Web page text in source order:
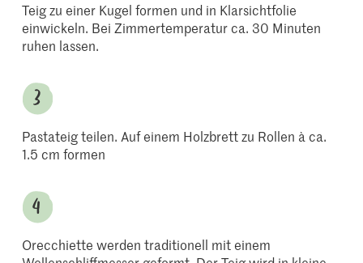
Teig zu einer Kugel formen und in Klarsichtfolie
einwickeln. Bei Zimmertemperatur ca. 30 Minuten
ruhen lassen.
Pastateig teilen. Auf einem Holzbrett zu Rollen à ca.
1.5 cm formen
Orecchiette werden traditionell mit einem